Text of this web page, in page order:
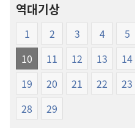
역대기상
1 2 3 4 5
10
11 12 13 14
19
20 21 22 23
28
29